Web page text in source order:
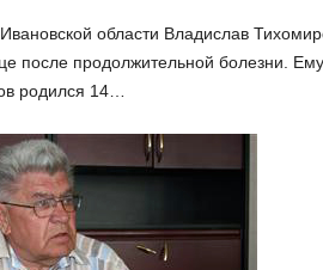
области Владислав
после продолжительной болезни.
родился 14…